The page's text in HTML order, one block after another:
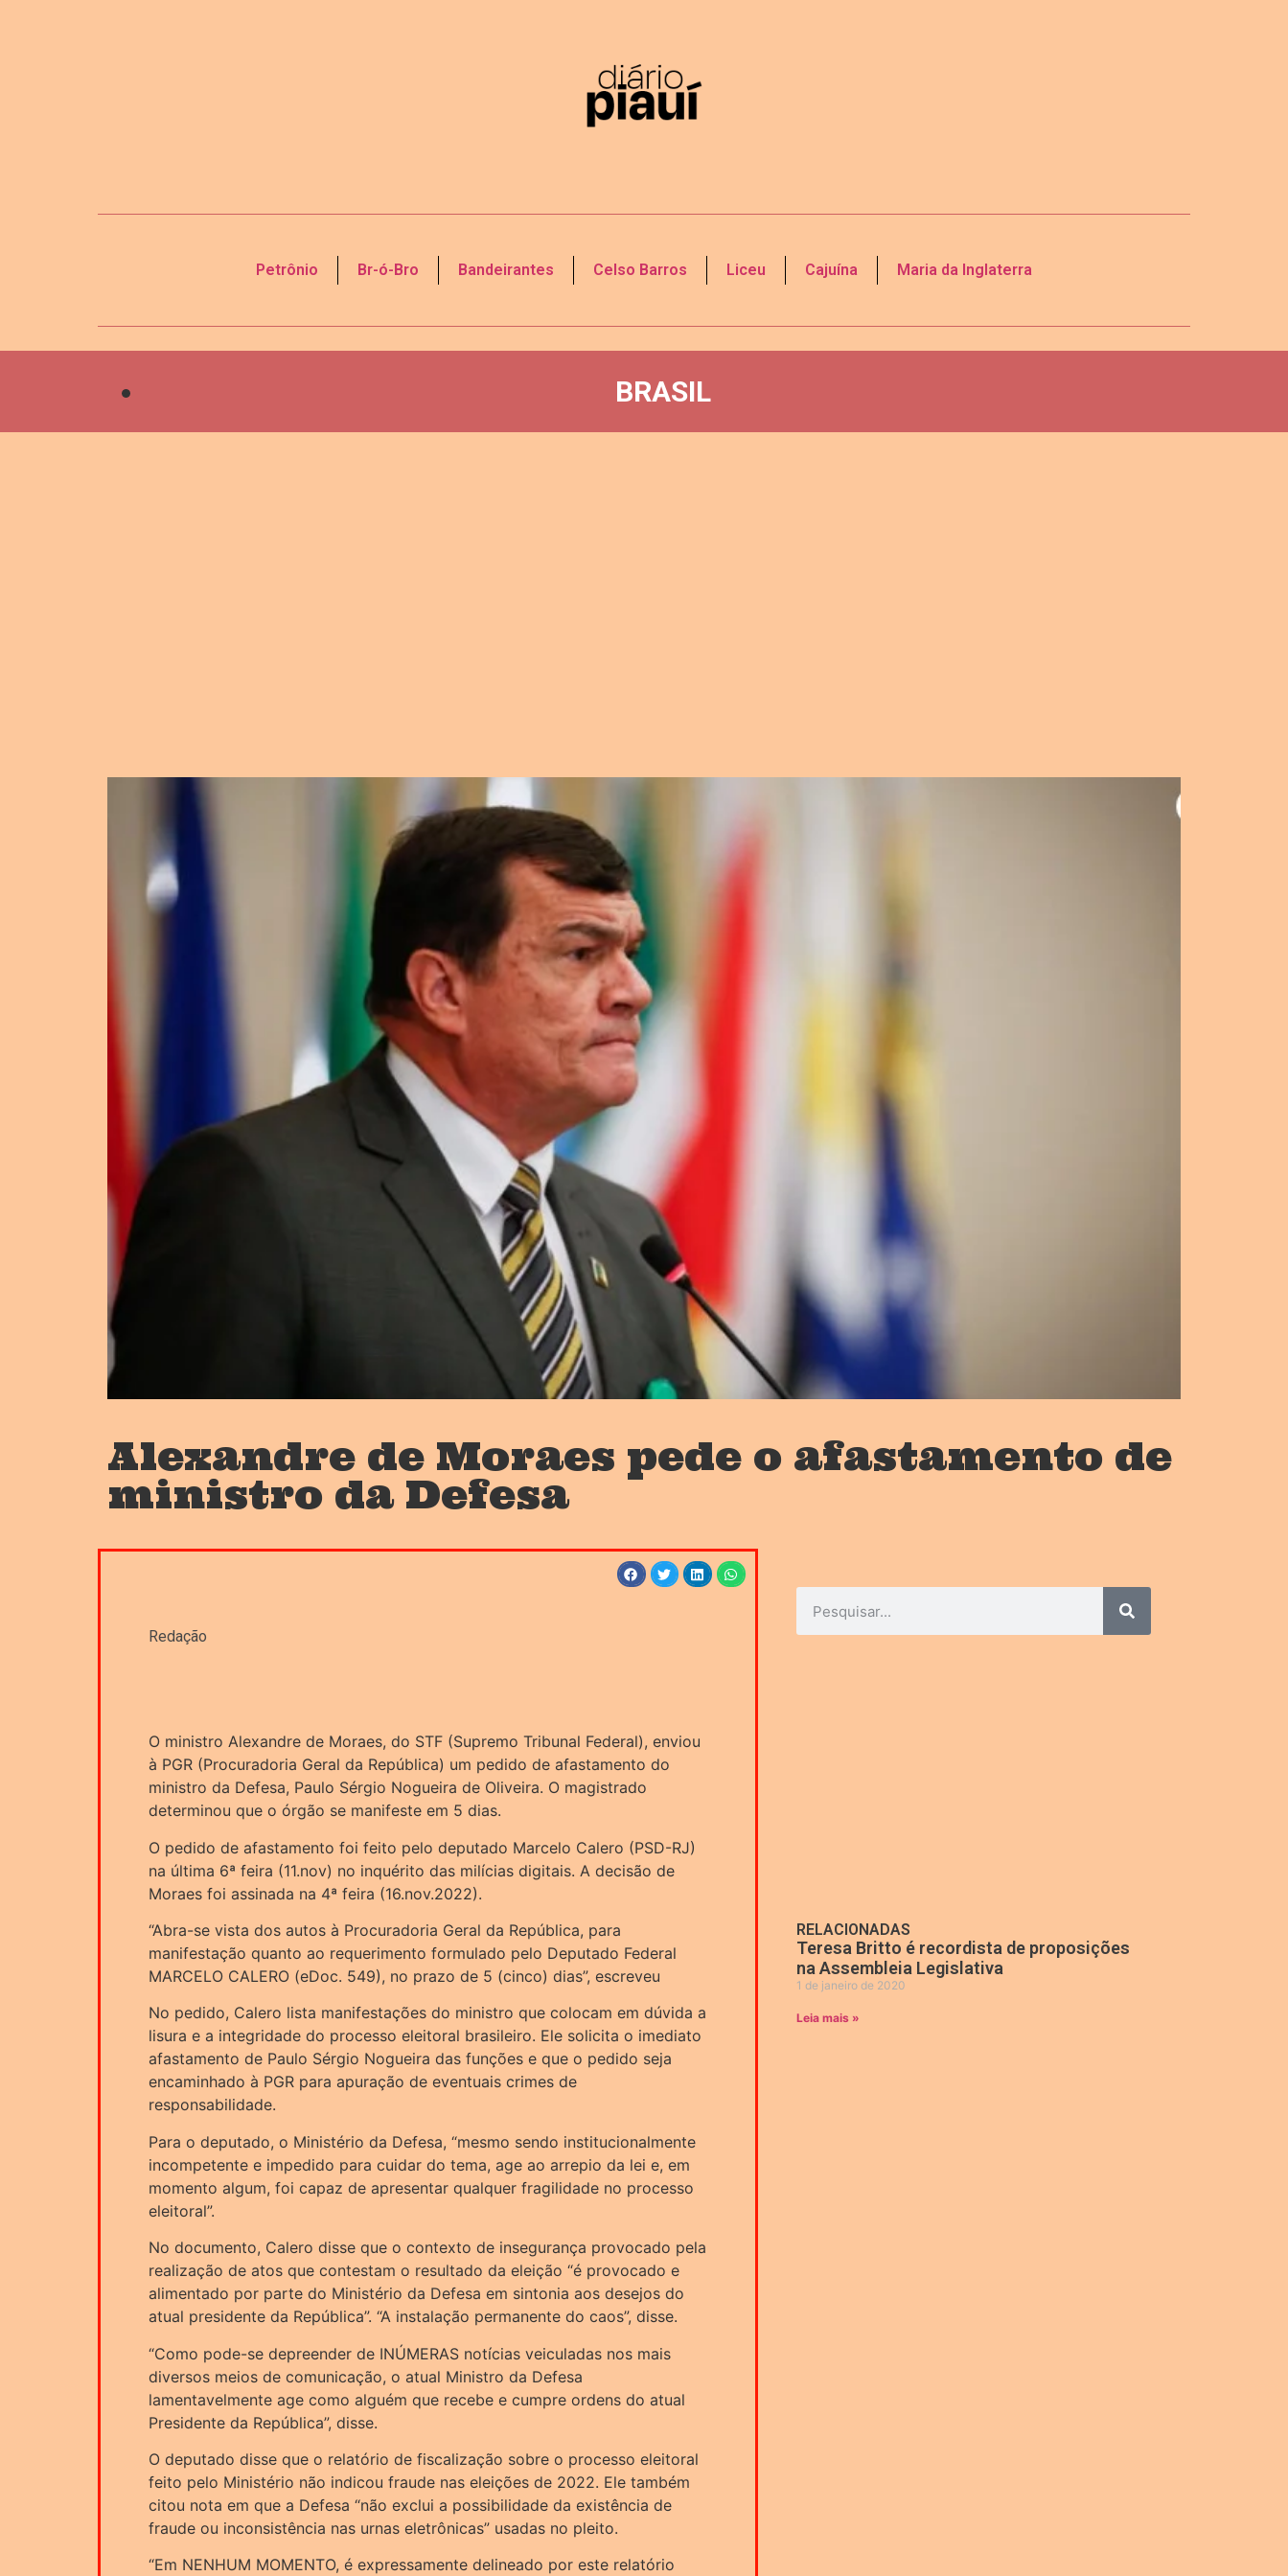
Petrônio Br-ó-Bro Bandeirantes Celso Barros Liceu Cajuína Maria da Inglaterra
BRASIL
Alexandre de Moraes pede o afastamento de
ministro da Defesa
Redação
O ministro Alexandre de Moraes, do STF (Supremo Tribunal Federal), enviou
à PGR (Procuradoria Geral da República) um pedido de afastamento do
ministro da Defesa, Paulo Sérgio Nogueira de Oliveira. O magistrado
determinou que o órgão se manifeste em 5 dias.
O pedido de afastamento foi feito pelo deputado Marcelo Calero (PSD-RJ)
na última 6ª feira (11.nov) no inquérito das milícias digitais. A decisão de
Moraes foi assinada na 4ª feira (16.nov.2022).
“Abra-se vista dos autos à Procuradoria Geral da República, para
manifestação quanto ao requerimento formulado pelo Deputado Federal
MARCELO CALERO (eDoc. 549), no prazo de 5 (cinco) dias”, escreveu
No pedido, Calero lista manifestações do ministro que colocam em dúvida a
lisura e a integridade do processo eleitoral brasileiro. Ele solicita o imediato
afastamento de Paulo Sérgio Nogueira das funções e que o pedido seja
encaminhado à PGR para apuração de eventuais crimes de
responsabilidade.
Para o deputado, o Ministério da Defesa, “mesmo sendo institucionalmente
incompetente e impedido para cuidar do tema, age ao arrepio da lei e, em
momento algum, foi capaz de apresentar qualquer fragilidade no processo
eleitoral”.
No documento, Calero disse que o contexto de insegurança provocado pela
realização de atos que contestam o resultado da eleição “é provocado e
alimentado por parte do Ministério da Defesa em sintonia aos desejos do
atual presidente da República”. “A instalação permanente do caos”, disse.
“Como pode-se depreender de INÚMERAS notícias veiculadas nos mais
diversos meios de comunicação, o atual Ministro da Defesa
lamentavelmente age como alguém que recebe e cumpre ordens do atual
Presidente da República”, disse.
O deputado disse que o relatório de fiscalização sobre o processo eleitoral
feito pelo Ministério não indicou fraude nas eleições de 2022. Ele também
citou nota em que a Defesa “não exclui a possibilidade da existência de
fraude ou inconsistência nas urnas eletrônicas” usadas no pleito.
“Em NENHUM MOMENTO, é expressamente delineado por este relatório
RELACIONADAS
Teresa Britto é recordista de proposições
na Assembleia Legislativa
1 de janeiro de 2020
Leia mais »